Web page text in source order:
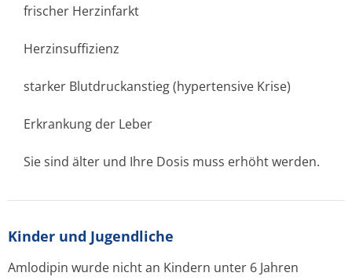
frischer Herzinfarkt
Herzinsuffizienz
starker Blutdruckanstieg (hypertensive Krise)
Erkrankung der Leber
Sie sind älter und Ihre Dosis muss erhöht werden.
Kinder und Jugendliche
Amlodipin wurde nicht an Kindern unter 6 Jahren